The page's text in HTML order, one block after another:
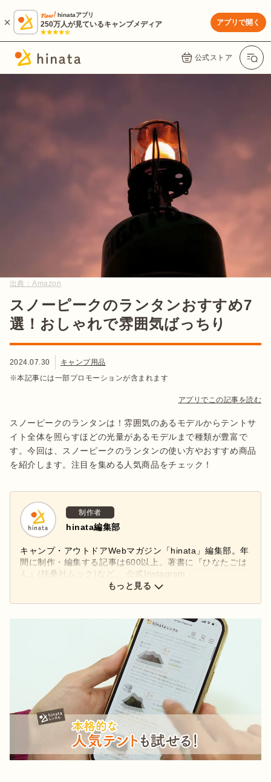
hinataアプリ
250万人が見ているキャンプメディア アプリで開く
公式ストア
出典：Amazon
スノーピークのランタンおすすめ7
選！おしゃれで雰囲気ばっちり
2024.07.30
キャンプ用品
※本記事には一部プロモーションが含まれます
アプリでこの記事を読む
スノーピークのランタンは！雰囲気のあるモデルからテントサ
イト全体を照らすほどの光量があるモデルまで種類が豊富で
す。今回は、スノーピークのランタンの使い方やおすすめ商品
を紹介します。注目を集める人気商品をチェック！
制作者
hinata編集部
キャンプ・アウトドアWebマガジン「hinata」編集部。年
間に制作・編集する記事は600以上。著書に『ひなたごは
ん』(扶桑社ムック)など。 公式Instagram：
もっと見る